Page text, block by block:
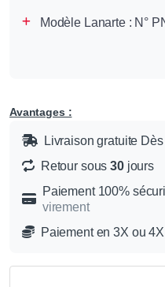
Modèle Lanarte : N°
Avantages :
Livraison gratuite Dès
Retour sous30jours
Paiement 100%
virement
Paiement en 3X ou